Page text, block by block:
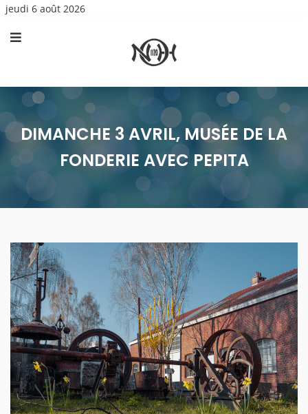
jeudi 6 août 2026
DIMANCHE 3 AVRIL, MUSÉE DE LA
FONDERIE AVEC PEPITA